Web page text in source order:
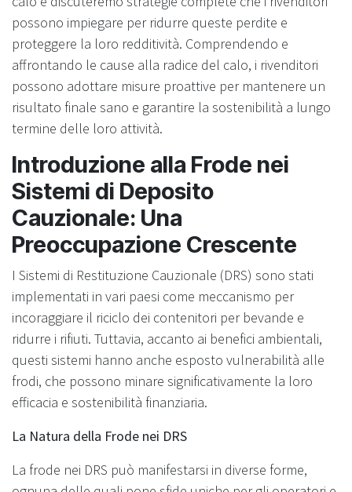
possono impiegare per ridurre queste perdite e
proteggere la loro redditività. Comprendendo e
affrontando le cause alla radice del calo, i rivenditori
possono adottare misure proattive per mantenere un
risultato finale sano e garantire la sostenibilità a lungo
termine delle loro attività.
Introduzione alla Frode nei
Sistemi di Deposito
Cauzionale: Una
Preoccupazione Crescente
I Sistemi di Restituzione Cauzionale (DRS) sono stati
implementati in vari paesi come meccanismo per
incoraggiare il riciclo dei contenitori per bevande e
ridurre i rifiuti. Tuttavia, accanto ai benefici ambientali,
questi sistemi hanno anche esposto vulnerabilità alle
frodi, che possono minare significativamente la loro
efficacia e sostenibilità finanziaria.
La Natura della Frode nei DRS
La frode nei DRS può manifestarsi in diverse forme,